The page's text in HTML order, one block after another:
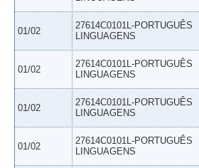
01/02
27614C0101L-PORTUGUÊS
LINGUAGENS
01/02
27614C0101L-PORTUGUÊS
LINGUAGENS
01/02
27614C0101L-PORTUGUÊS
LINGUAGENS
01/02
27614C0101L-PORTUGUÊS
LINGUAGENS